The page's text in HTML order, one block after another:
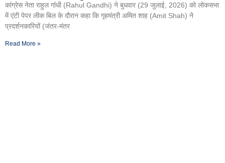
कांग्रेस नेता राहुल गांंधी (Rahul Gandhi) ने बुधवार (29 जुलाई, 2026) को लोकसभा
में एंटी पेपर लीक बिल के दौरान कहा कि गृहमंत्री अमित शाह (Amit Shah) ने
प्रदर्शनकारियों (जंतर-मंतर
Read More »